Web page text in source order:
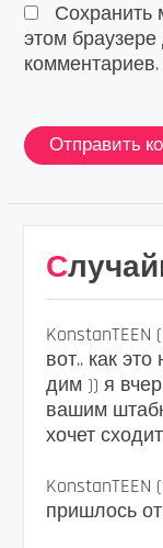
Сохранить
этом
комментариев.
KonstanTEEN
вот.. как
дим )) я
вашим
хочет
KonstanTEEN
пришлось